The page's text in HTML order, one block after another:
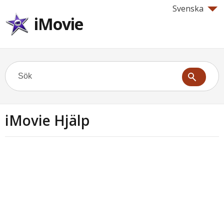
Svenska
iMovie
iMovie Hjälp